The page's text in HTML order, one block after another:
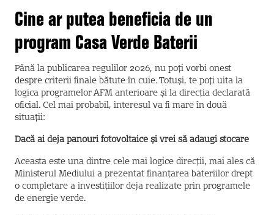
Cine ar putea beneficia de un
program Casa Verde Baterii
Până la publicarea regulilor 2026, nu poți vorbi onest
despre criterii finale bătute în cuie. Totuși, te poți uita la
logica programelor AFM anterioare și la direcția declarată
oficial. Cel mai probabil, interesul va fi mare în două
situații:
Dacă ai deja panouri fotovoltaice și vrei să adaugi stocare
Aceasta este una dintre cele mai logice direcții, mai ales că
Ministerul Mediului a prezentat finanțarea bateriilor drept
o completare a investițiilor deja realizate prin programele
de energie verde.